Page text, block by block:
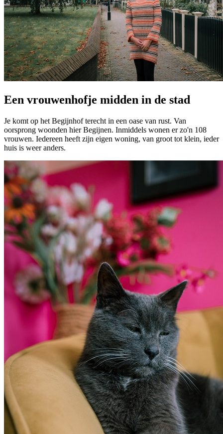
Een vrouwenhofje midden in de stad
Je komt op het Begijnhof terecht in een oase van rust. Van
oorsprong woonden hier Begijnen. Inmiddels wonen er zo'n 108
vrouwen. Iedereen heeft zijn eigen woning, van groot tot klein, ieder
huis is weer anders.